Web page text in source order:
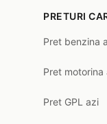
PRETURI
Pret benzina
Pret motorina
Pret GPL azi